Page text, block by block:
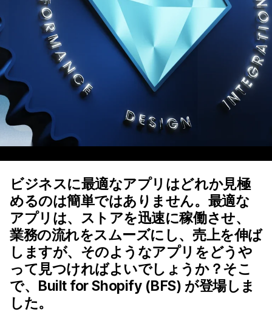
ビジネスに最適なアプリはどれか見極
めるのは簡単ではありません。最適な
アプリは、ストアを迅速に稼働させ、
業務の流れをスムーズにし、売上を伸ば
しますが、そのようなアプリをどうや
って見つければよいでしょうか？そこ
で、Built for Shopify (BFS) が登場しま
した。